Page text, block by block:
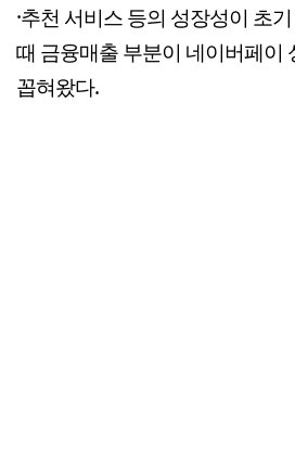
·추천 서비스 등의 성장성이 초
때 금융매출 부분이 네이버페이
꼽혀왔다.